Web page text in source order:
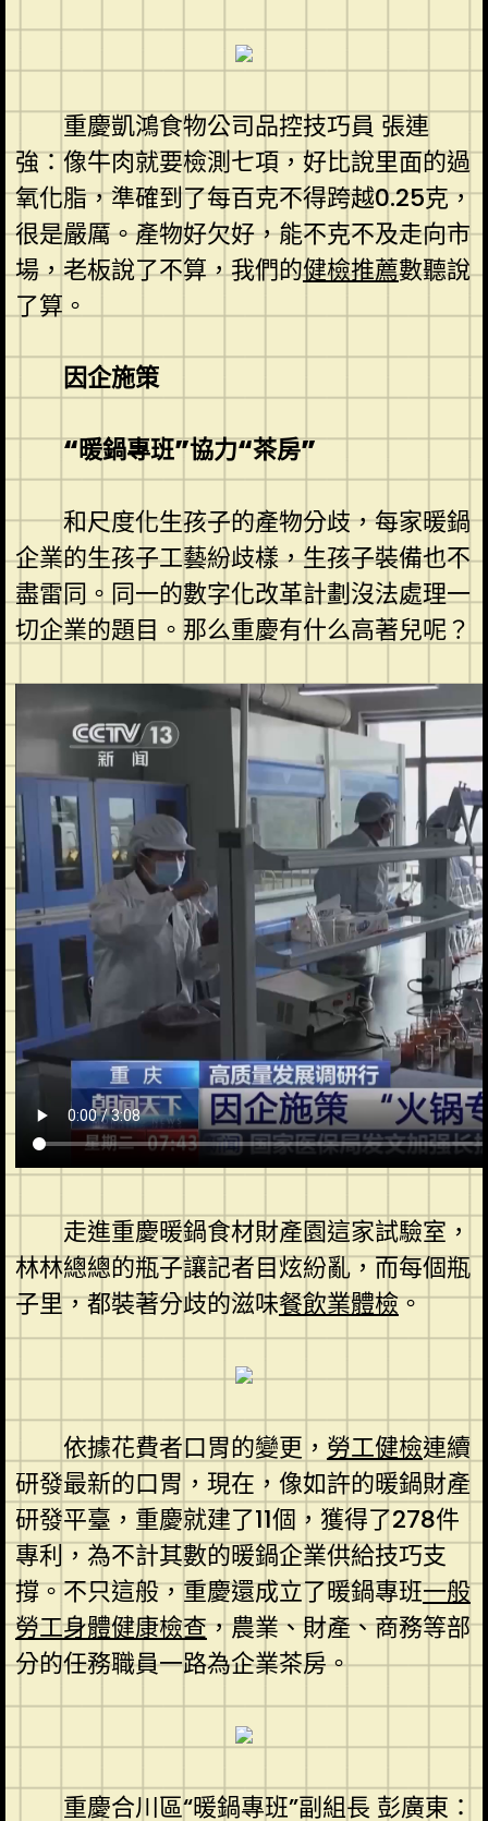
重慶凱鴻食物公司品控技巧員 張連
強：像牛肉就要檢測七項，好比說里面的過
氧化脂，準確到了每百克不得跨越0.25克，
很是嚴厲。產物好欠好，能不克不及走向市
場，老板說了不算，我們的健檢推薦數聽說
了算。
因企施策
“暖鍋專班”協力“茶房”
和尺度化生孩子的產物分歧，每家暖鍋
企業的生孩子工藝紛歧樣，生孩子裝備也不
盡雷同。同一的數字化改革計劃沒法處理一
切企業的題目。那么重慶有什么高著兒呢？
走進重慶暖鍋食材財產園這家試驗室，
林林總總的瓶子讓記者目炫紛亂，而每個瓶
子里，都裝著分歧的滋味餐飲業體檢。
依據花費者口胃的變更， 勞工健檢連續
研發最新的口胃，現在，像如許的暖鍋財產
研發平臺，重慶就建了11個，獲得了278件
專利，為不計其數的暖鍋企業供給技巧支
撐。不只這般，重慶還成立了暖鍋專班一般
勞工身體健康檢查，農業、財產、商務等部
分的任務職員一路為企業茶房。
重慶合川區“暖鍋專班”副組長 彭廣東：